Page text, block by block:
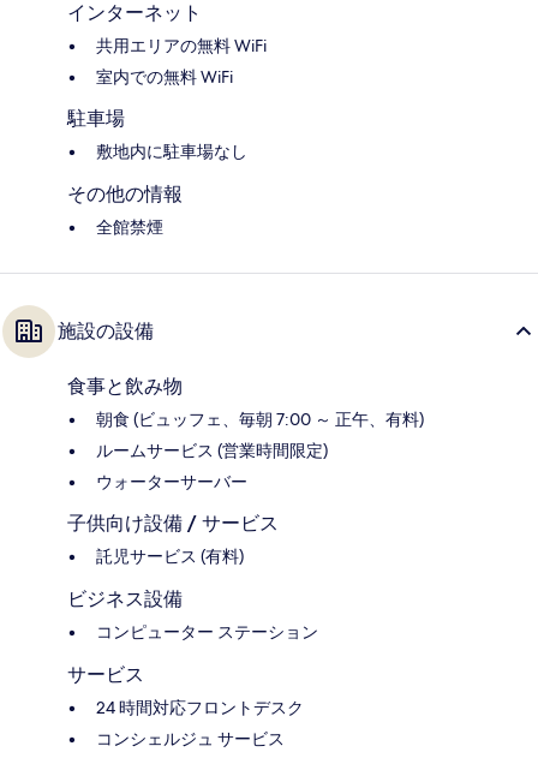
インターネット
共用エリアの無料 WiFi
室内での無料 WiFi
駐車場
敷地内に駐車場なし
その他の情報
全館禁煙
施設の設備
食事と飲み物
朝食 (ビュッフェ、毎朝 7:00 ～ 正午、有料)
ルームサービス (営業時間限定)
ウォーターサーバー
子供向け設備 / サービス
託児サービス (有料)
ビジネス設備
コンピューター ステーション
サービス
24 時間対応フロントデスク
コンシェルジュ サービス